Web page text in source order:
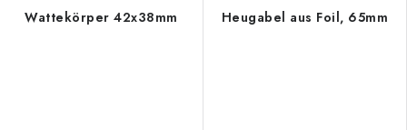
Wattekörper 42x38mm Heugabel aus Foil, 65mm